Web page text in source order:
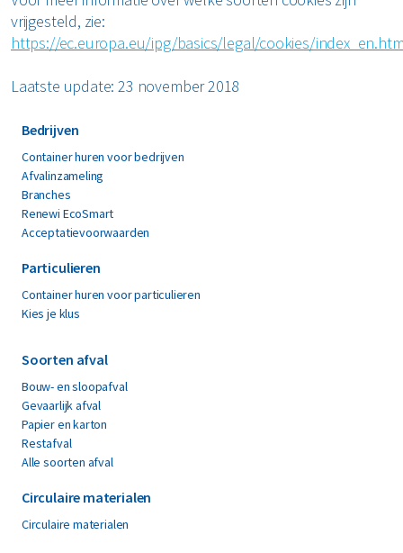
vrijgesteld, zie:
https://ec.europa.eu/ipg/basics/legal/cookies/
Laatste update: 23 november 2018
Bedrijven
Container huren voor bedrijven
Afvalinzameling
Branches
Renewi EcoSmart
Acceptatievoorwaarden
Particulieren
Container huren voor particulieren
Kies je klus
Soorten afval
Bouw- en sloopafval
Gevaarlijk afval
Papier en karton
Restafval
Alle soorten afval
Circulaire materialen
Circulaire materialen